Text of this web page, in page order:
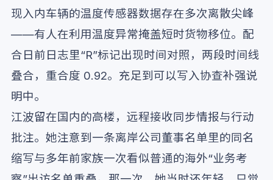
现入内车辆的温度传感器数据存在多次离散尖峰
——有人在利用温度异常掩盖短时货物移位。配
合日前日志里“R”标记出现时间对照，两段时间线
叠合，重合度 0.92。充足到可以写入协查补强说
明中。
江波留在国内的高楼，远程接收同步情报与行动
批注。她注意到一条离岸公司董事名单里的同名
缩写与多年前家族一次看似普通的海外“业务考